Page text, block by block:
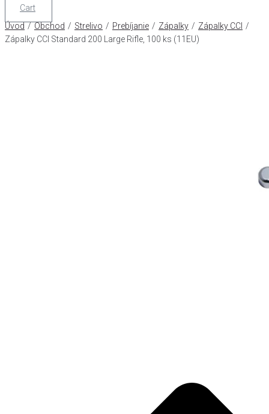
Cart
Úvod / Obchod / Strelivo / Prebíjanie / Zápalky / Zápalky CCI /
Zápalky CCI Standard 200 Large Rifle, 100 ks (11EU)